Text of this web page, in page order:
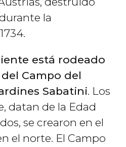
la
está rodeado
Campo del
Sabatini. Los
datan de la Edad
se crearon en el
el norte. El Campo